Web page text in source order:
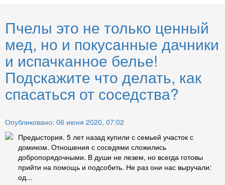
Пчелы это не только ценный
мед, но и покусанные дачники
и испачканное белье!
Подскажите что делать, как
спасаться от соседства?
Опубликовано: 06 июня 2020, 07:02
Предыстория. 5 лет назад купили с семьей участок с
домиком. Отношения с соседями сложились
добропорядочными. В души не лезем, но всегда готовы
прийти на помощь и подсобить. Не раз они нас выручали:
од...